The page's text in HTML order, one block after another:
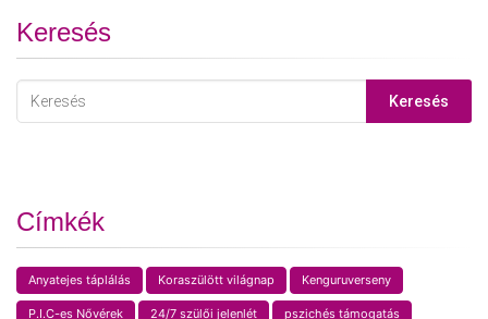
Keresés
Keresés
Címkék
Anyatejes táplálás Koraszülött világnap Kenguruverseny
P.I.C-es Nővérek 24/7 szülői jelenlét pszichés támogatás